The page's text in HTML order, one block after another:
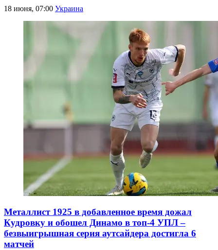
18 июня, 07:00 Украина
Металлист 1925 в добавленное время дожал
Кудровку и обошел Динамо в топ-4 УПЛ –
безвыигрышная серия аутсайдера достигла 6
матчей